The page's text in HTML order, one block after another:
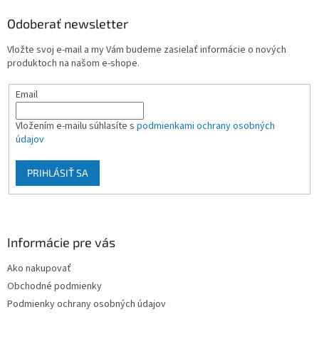
Odoberať newsletter
Vložte svoj e-mail a my Vám budeme zasielať informácie o nových
produktoch na našom e-shope.
Email
Vložením e-mailu súhlasíte s podmienkami ochrany osobných
údajov
PRIHLÁSIŤ SA
Informácie pre vás
Ako nakupovať
Obchodné podmienky
Podmienky ochrany osobných údajov